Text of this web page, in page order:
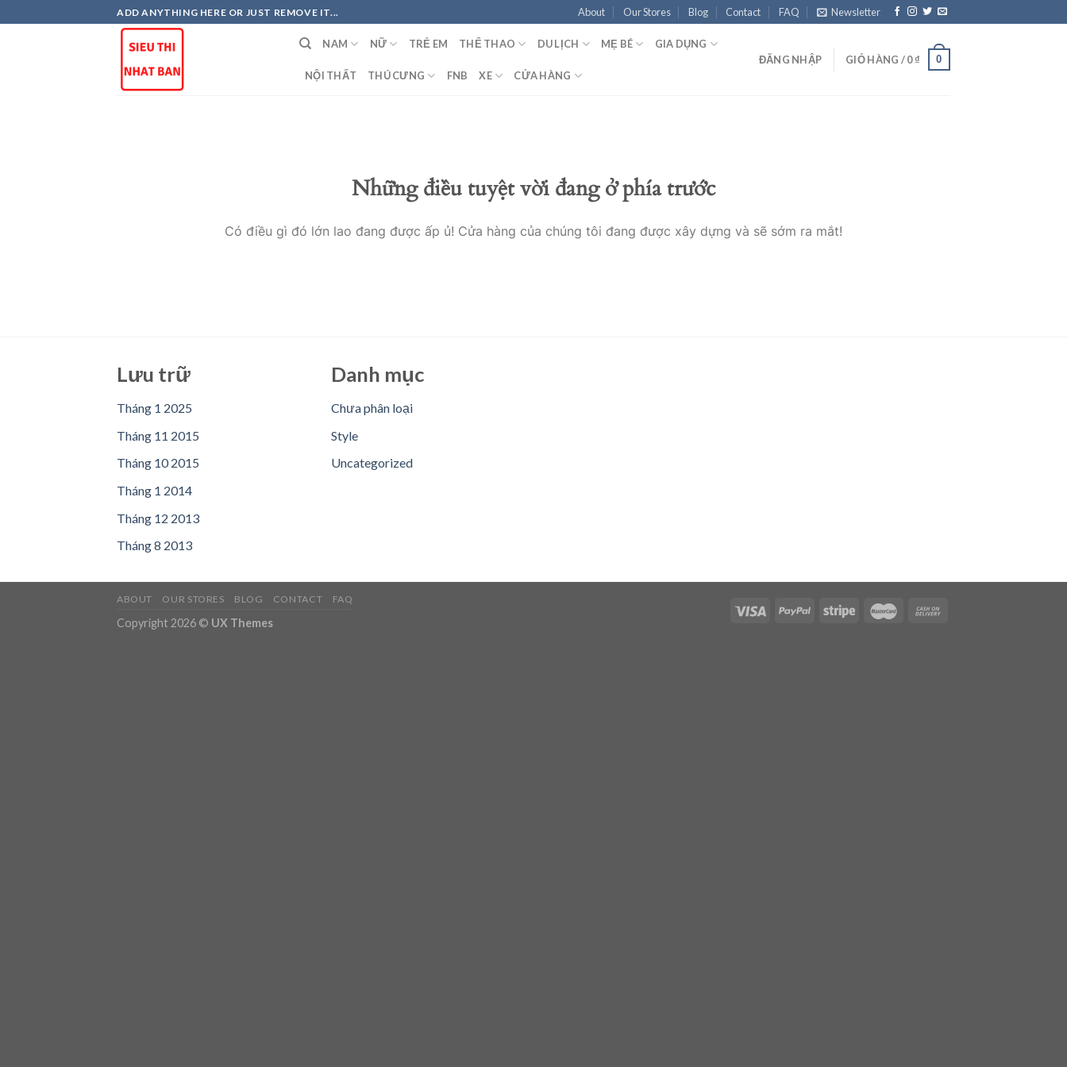
to
ADD ANYTHING HERE OR JUST REMOVE IT... About Our Stores Blog Contact FAQ Newsletter
NAM NỮ TRẺ EM THỂ THAO DU LỊCH MẸ BÉ GIA DỤNG
NỘI THẤT THÚ CƯNG FNB XE CỬA HÀNG
ĐĂNG NHẬP GIỎ HÀNG /0₫ 0
Những điều tuyệt vời đang ở phía trước
Có điều gì đó lớn lao đang được ấp ủ! Cửa hàng của chúng tôi đang được xây dựng và sẽ sớm ra mắt!
Lưu trữ
Tháng 1 2025
Tháng 11 2015
Tháng 10 2015
Tháng 1 2014
Tháng 12 2013
Tháng 8 2013
Danh mục
Chưa phân loại
Style
Uncategorized
ABOUT OUR STORES BLOG CONTACT FAQ
Copyright 2026 © UX Themes